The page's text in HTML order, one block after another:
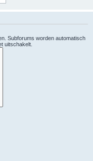
Subforums worden automatisch
uitschakelt.